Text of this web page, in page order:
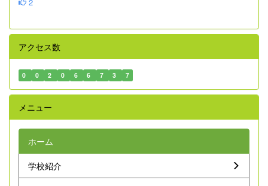
アクセス数
0 0 2 0 6 6 7 3 7
メニュー
ホーム
学校紹介